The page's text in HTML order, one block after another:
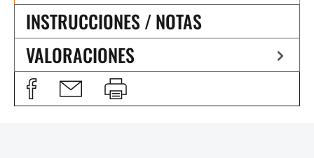
INSTRUCCIONES / NOTAS
VALORACIONES